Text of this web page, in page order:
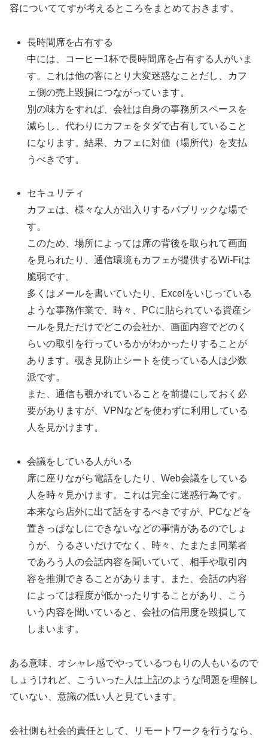
容についててすが考えるところをまとめておきます。
長時間席を占有する
中には、コーヒー1杯で長時間席を占有する人がいま
す。これは他の客にとり大変迷惑なことだし、カフ
ェ側の売上毀損につながっています。
別の味方をすれば、会社は自身の事務所スペースを
減らし、代わりにカフェをタダで占有していること
になります。結果、カフェに対価（場所代）を支払
うべきです。
セキュリティ
カフェは、様々な人が出入りするパブリックな場で
す。
このため、場所によっては席の背後を取られて画面
を見られたり、通信環境もカフェが提供するWi-Fiは
脆弱です。
多くはメールを書いていたり、Excelをいじっている
ような事務作業で、時々、PCに貼られている資産シ
ールを見ただけでどこの会社か、画面内容でどのく
らいの取引を行っているかがわかったりすることが
あります。覗き見防止シートを使っている人は少数
派です。
また、通信も覗かれていることを前提にしておく必
要がありますが、VPNなどを使わずに利用している
人を見かけます。
会議をしている人がいる
席に座りながら電話をしたり、Web会議をしている
人を時々見かけます。これは完全に迷惑行為です。
本来なら店外に出て話をするべきですが、PCなどを
置きっぱなしにできないなどの事情があるのでしょ
うが、うるさいだけでなく、時々、たまたま同業者
であろう人の会話内容を聞いていて、相手や取引内
容を推測できることがあります。また、会話の内容
によっては程度が低かったりすることがあり、こう
いう内容を聞いていると、会社の信用度を毀損して
しまいます。
ある意味、オシャレ感でやっているつもりの人もいるので
しょうけれど、こういった人は上記のような問題を理解し
ていない、意識の低い人と見ています。
会社側も社会的責任として、リモートワークを行うなら、